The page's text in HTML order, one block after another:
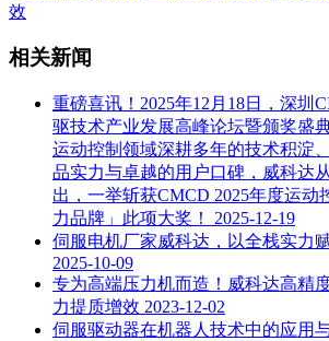
效
相关新闻
重磅喜讯！2025年12月18日，深圳
驱技术产业发展高峰论坛暨颁奖盛
运动控制领域深耕多年的技术积淀
品实力与卓越的用户口碑，威科达
出，一举斩获CMCD 2025年度运动
力品牌」此项大奖！ 2025-12-19
伺服电机厂家威科达，以全栈实力
2025-10-09
专为高端压力机而造！威科达高精
力提质增效 2023-12-02
伺服驱动器在机器人技术中的应用